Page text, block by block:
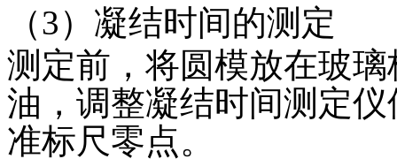
（3）凝结时间的测定
测定前，将圆模放在玻
油，调整凝结时间测定
准标尺零点。